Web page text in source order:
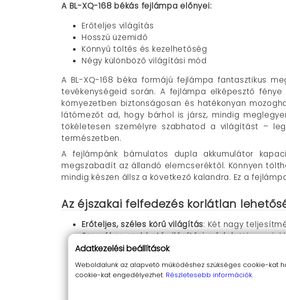
A BL-XQ-168 békás fejlámpa előnyei:
Erőteljes világítás
Hosszú üzemidő
Könnyű töltés és kezelhetőség
Négy különböző világítási mód
A BL-XQ-168 béka formájú fejlámpa fantasztikus
tevékenységeid során. A fejlámpa elképesztő
környezetben biztonságosan és hatékonyan
látómezőt ad, hogy bárhol is jársz, mindig
tökéletesen személyre szabhatod a világítást –
természetben.
A fejlámpánk bámulatos dupla akkumulátor
megszabadít az állandó elemcseréktől. Könnyen
mindig készen állsz a következő kalandra. Ez a
Az éjszakai felfedezés korlátlan
Erőteljes, széles körű világítás: Két nagy
Személyre szabható világítási módok: Négy mód
Tartós és ütésálló kivitel
: A két beépített
Könnyű USB töltés
: Bármilyen USB forrásról
: Alig
: A „békaszemek”
Adatkezelési beállítások
Weboldalunk az alapvető működéshez szükséges cookie-kat
cookie-kat engedélyezhet. Részletesebb információk.